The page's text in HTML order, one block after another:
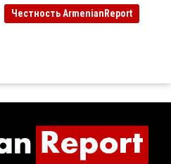
Честность ArmenianReport